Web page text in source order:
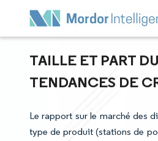
TAILLE ET PART
TENDANCES DE
Le rapport sur le marché des
type de produit (stations de